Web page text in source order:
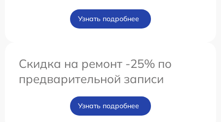
Узнать подробнее
Скидка на ремонт -25% по
предварительной записи
Узнать подробнее